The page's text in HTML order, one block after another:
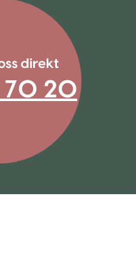
direkt
70 20